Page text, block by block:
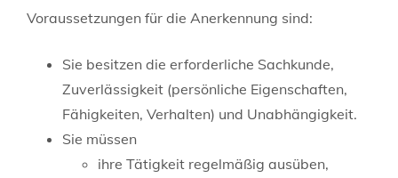
Voraussetzungen für die Anerkennung sind:
Sie besitzen die erforderliche Sachkunde,
Zuverlässigkeit (persönliche Eigenschaften,
Fähigkeiten, Verhalten) und Unabhängigkeit.
Sie müssen
ihre Tätigkeit regelmäßig ausüben,